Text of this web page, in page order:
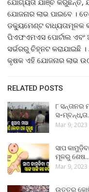
ଯୋଗ୍ୟତା ଯାଞ୍ଚ କରୁଛନ୍ତି,
ଯୋଜନାର ଲାଭ ପାଇବେ ।
ଡକ୍ୟୁମେଣ୍ଟ ବାଧ୍ୟତାମୂଳକ
ପିଏଫଏମଏସ ପୋର୍ଟାଲ
ସର୍ଭରରୁ ଚିହ୍ନଟ କରାଯାଇଛି
କୃଷକ ଏହି ଯୋଜନାର ଲାଭ
RELATED POSTS
୮
ସ-
Mar 9, 2023
ସାପ
ମୂଳରୁ ଶେଷ…
Mar 9, 2023
ଉତ୍ତର